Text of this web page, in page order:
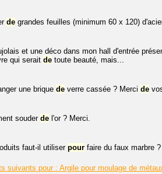
de grandes feuilles (minimum 60 x 120)
et une déco dans mon hall d'entrée
qui serait de toute beauté, mais...
une brique de verre cassée ? Merci de
souder de l'or ? Merci.
faut-il utiliser pour faire du faux marbre
suivants pour : Argile pour moulage de